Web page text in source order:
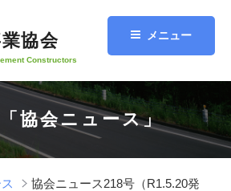
協会
Constructors
メニュー
協会ニュース」
協会ニュース218号（R1.5.20発